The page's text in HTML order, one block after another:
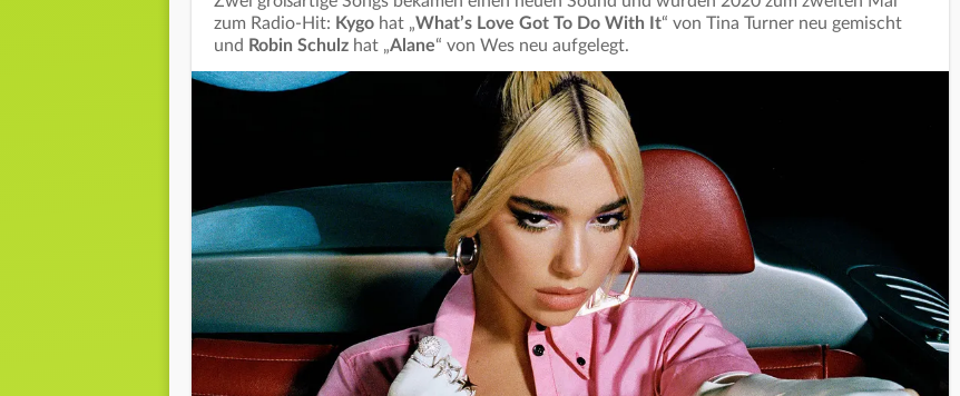
zum Radio-Hit: Kygo hat „What’s Love Got To Do With It“ von Tina Turner neu gemischt
und Robin Schulz hat „Alane“ von Wes neu aufgelegt.